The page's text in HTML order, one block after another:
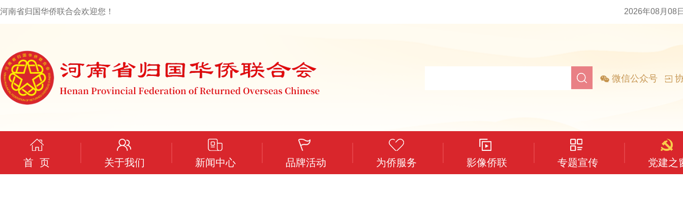
河南省归国华侨联合会欢迎您！ 2026年08月08
微信公众号
首 页 关于我们 新闻中心 品牌活动 为侨服务 影像侨联 专题宣传 党建之